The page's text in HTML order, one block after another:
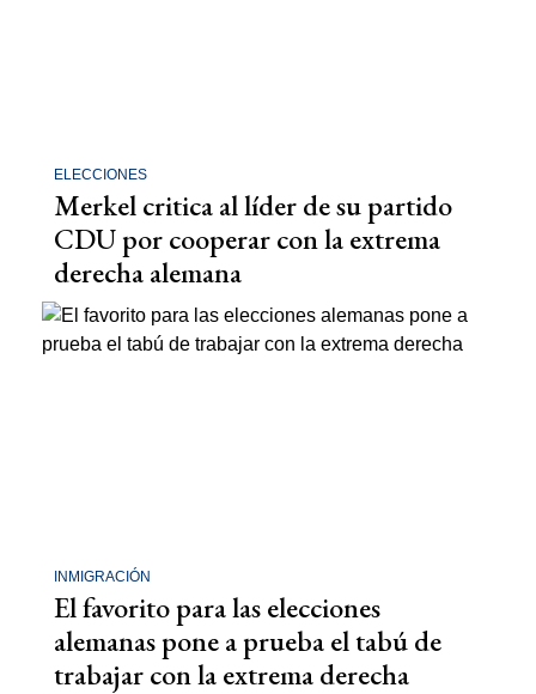
ELECCIONES
Merkel critica al líder de su partido
CDU por cooperar con la extrema
derecha alemana
INMIGRACIÓN
El favorito para las elecciones
alemanas pone a prueba el tabú de
trabajar con la extrema derecha